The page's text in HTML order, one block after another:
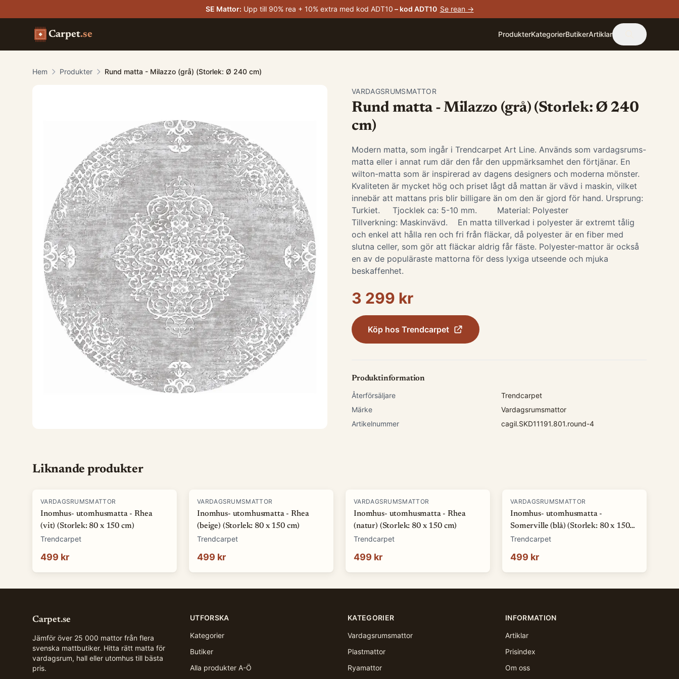
SE Mattor: Upp till 90% rea + 10% extra med kod ADT10 – kod ADT10 Se rean →
Carpet.se ProdukterKategorierButikerArtiklar
Hem Produkter Rund matta - Milazzo (grå) (Storlek: Ø 240 cm)
VARDAGSRUMSMATTOR
Rund matta - Milazzo (grå) (Storlek: Ø 240
cm)
Modern matta, som ingår i Trendcarpet Art Line. Används som vardagsrums-
matta eller i annat rum där den får den uppmärksamhet den förtjänar. En
wilton-matta som är inspirerad av dagens designers och moderna mönster.
Kvaliteten är mycket hög och priset lågt då mattan är vävd i maskin, vilket
innebär att mattans pris blir billigare än om den är gjord för hand. Ursprung:
Turkiet. Tjocklek ca: 5-10 mm. Material: Polyester
Tillverkning: Maskinvävd. ​ En matta tillverkad i polyester är extremt tålig
och enkel att hålla ren och fri från fläckar, då polyester är en fiber med
slutna celler, som gör att fläckar aldrig får fäste. Polyester-mattor är också
en av de populäraste mattorna för dess lyxiga utseende och mjuka
beskaffenhet.
3 299 kr
Köp hos Trendcarpet
Produktinformation
Återförsäljare
Trendcarpet
Märke
Vardagsrumsmattor
Artikelnummer
cagil.SKD11191.801.round-4
Liknande produkter
VARDAGSRUMSMATTOR
Inomhus- utomhusmatta - Rhea
(vit) (Storlek: 80 x 150 cm)
Trendcarpet
499 kr
VARDAGSRUMSMATTOR
Inomhus- utomhusmatta - Rhea
(beige) (Storlek: 80 x 150 cm)
Trendcarpet
499 kr
VARDAGSRUMSMATTOR
Inomhus- utomhusmatta - Rhea
(natur) (Storlek: 80 x 150 cm)
Trendcarpet
499 kr
VARDAGSRUMSMATTOR
Inomhus- utomhusmatta -
Somerville (blå) (Storlek: 80 x 150
cm)
Trendcarpet
499 kr
Carpet.se
Jämför över 25 000 mattor från flera
svenska mattbutiker. Hitta rätt matta för
vardagsrum, hall eller utomhus till bästa
pris.
UTFORSKA
Kategorier
Butiker
Alla produkter A-Ö
KATEGORIER
Vardagsrumsmattor
Plastmattor
Ryamattor
INFORMATION
Artiklar
Prisindex
Om oss